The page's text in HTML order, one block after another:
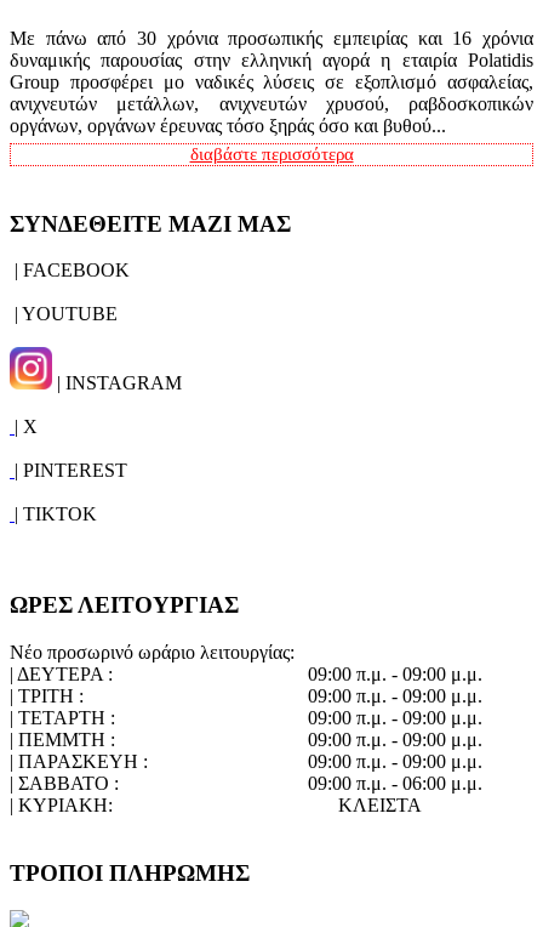
Με πάνω από 30 χρόνια προσωπικής εμπειρίας και 16 χρόνια
δυναμικής παρουσίας στην ελληνική αγορά η εταιρία Polatidis
Group προσφέρει μο ναδικές λύσεις σε εξοπλισμό ασφαλείας,
ανιχνευτών μετάλλων, ανιχνευτών χρυσού, ραβδοσκοπικών
οργάνων, οργάνων έρευνας τόσο ξηράς όσο και βυθού...
διαβάστε περισσότερα
ΣΥΝΔΕΘΕΙΤΕ ΜΑΖΙ ΜΑΣ
| FACEBOOK
| YOUTUBE
| INSTAGRAM
| X
| PINTEREST
| TIKTOK
ΩΡΕΣ ΛΕΙΤΟΥΡΓΙΑΣ
Νέο προσωρινό ωράριο λειτουργίας:
| ΔΕΥΤΕΡΑ :
09:00 π.μ. - 09:00 μ.μ.
| ΤΡΙΤΗ :
09:00 π.μ. - 09:00 μ.μ.
| ΤΕΤΑΡΤΗ :
09:00 π.μ. - 09:00 μ.μ.
| ΠΕΜΜΤΗ :
09:00 π.μ. - 09:00 μ.μ.
| ΠΑΡΑΣΚΕΥΗ :
09:00 π.μ. - 09:00 μ.μ.
| ΣΑΒΒΑΤΟ :
09:00 π.μ. - 06:00 μ.μ.
| ΚΥΡΙΑΚΗ:
ΚΛΕΙΣΤΑ
ΤΡΟΠΟΙ ΠΛΗΡΩΜΗΣ